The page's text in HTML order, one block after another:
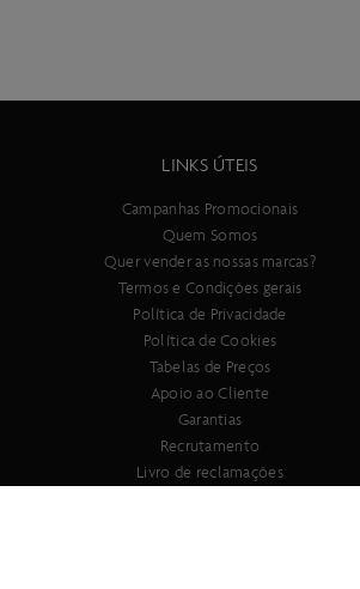
LINKS ÚTEIS
Campanhas Promocionais
Quem Somos
Quer vender as nossas marcas?
Termos e Condições gerais
Política de Privacidade
Política de Cookies
Tabelas de Preços
Apoio ao Cliente
Garantias
Recrutamento
Livro de reclamações